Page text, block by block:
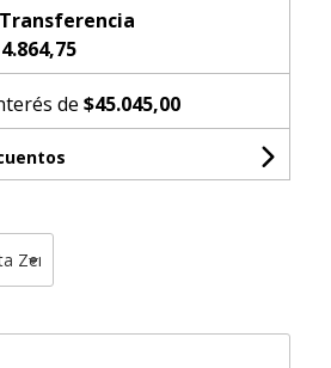
Transferencia
de $45.045,00